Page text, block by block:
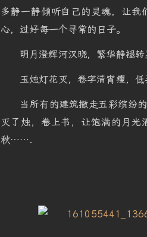
多静一静倾听自己的灵魂，让
心，过好每一个寻常的日子。
明月澄辉河汉晓，繁华静褪转
玉烛灯花灭，卷字清宵瘦，低
当所有的建筑撤走五彩缤纷
灭了烛，卷上书，让饱满的月
秋…….